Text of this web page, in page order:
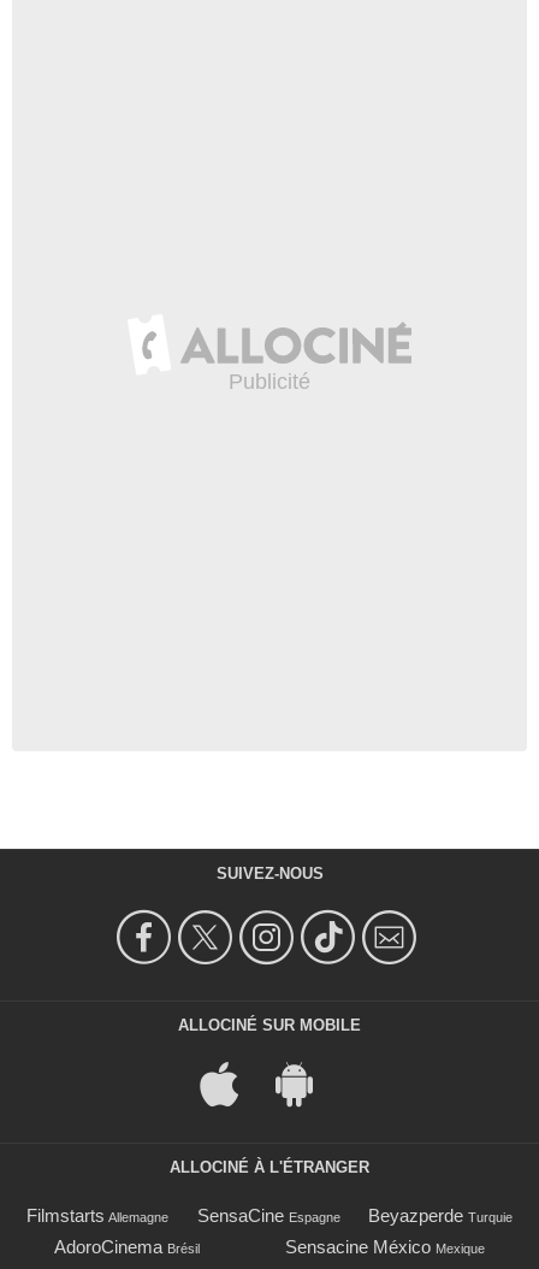
SUIVEZ-NOUS
ALLOCINÉ SUR MOBILE
ALLOCINÉ À L'ÉTRANGER
Filmstarts Allemagne SensaCine Espagne Beyazperde Turquie
AdoroCinema Brésil Sensacine México Mexique